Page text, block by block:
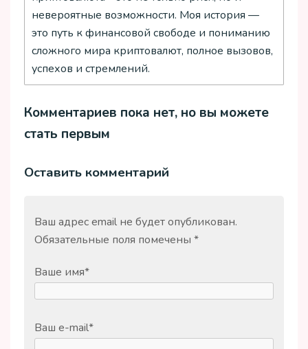
невероятные возможности. Моя история —
это путь к финансовой свободе и пониманию
сложного мира криптовалют, полное вызовов,
успехов и стремлений.
Комментариев пока нет, но вы можете
стать первым
Оставить комментарий
Ваш адрес email не будет опубликован.
Обязательные поля помечены *
Ваше имя*
Ваш e-mail*